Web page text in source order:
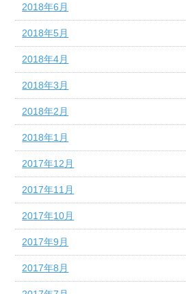
2018年6月
2018年5月
2018年4月
2018年3月
2018年2月
2018年1月
2017年12月
2017年11月
2017年10月
2017年9月
2017年8月